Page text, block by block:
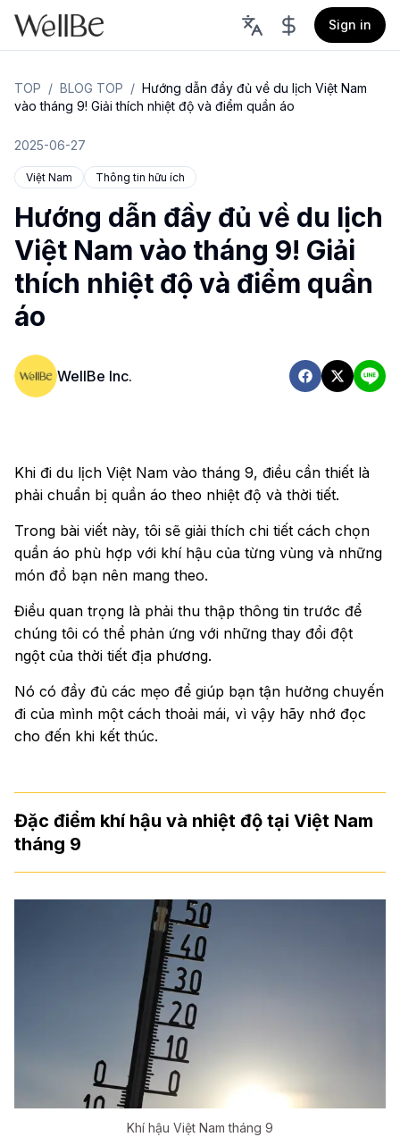
Sign in
TOP / BLOG TOP / Hướng dẫn đầy đủ về du lịch Việt Nam
vào tháng 9! Giải thích nhiệt độ và điểm quần áo
2025-06-27
Việt Nam Thông tin hữu ích
Hướng dẫn đầy đủ về du lịch
Việt Nam vào tháng 9! Giải
thích nhiệt độ và điểm quần
áo
WellBe Inc.
Khi đi du lịch Việt Nam vào tháng 9, điều cần thiết là
phải chuẩn bị quần áo theo nhiệt độ và thời tiết.
Trong bài viết này, tôi sẽ giải thích chi tiết cách chọn
quần áo phù hợp với khí hậu của từng vùng và những
món đồ bạn nên mang theo.
Điều quan trọng là phải thu thập thông tin trước để
chúng tôi có thể phản ứng với những thay đổi đột
ngột của thời tiết địa phương.
Nó có đầy đủ các mẹo để giúp bạn tận hưởng chuyến
đi của mình một cách thoải mái, vì vậy hãy nhớ đọc
cho đến khi kết thúc.
Đặc điểm khí hậu và nhiệt độ tại Việt Nam
tháng 9
Khí hậu Việt Nam tháng 9